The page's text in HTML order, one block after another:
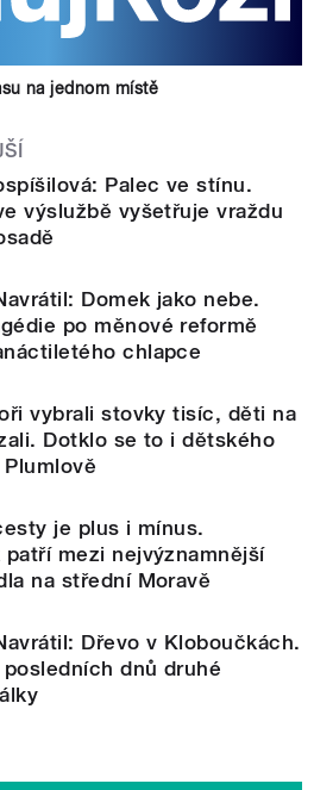
na jednom místě
Palec ve stínu.
výslužbě vyšetřuje vraždu
Domek jako nebe.
po měnové reformě
chlapce
vybrali stovky tisíc, děti na
Dotklo se to i dětského
je plus i mínus.
patří mezi nejvýznamnější
na střední Moravě
Dřevo v Kloboučkách.
posledních dnů druhé